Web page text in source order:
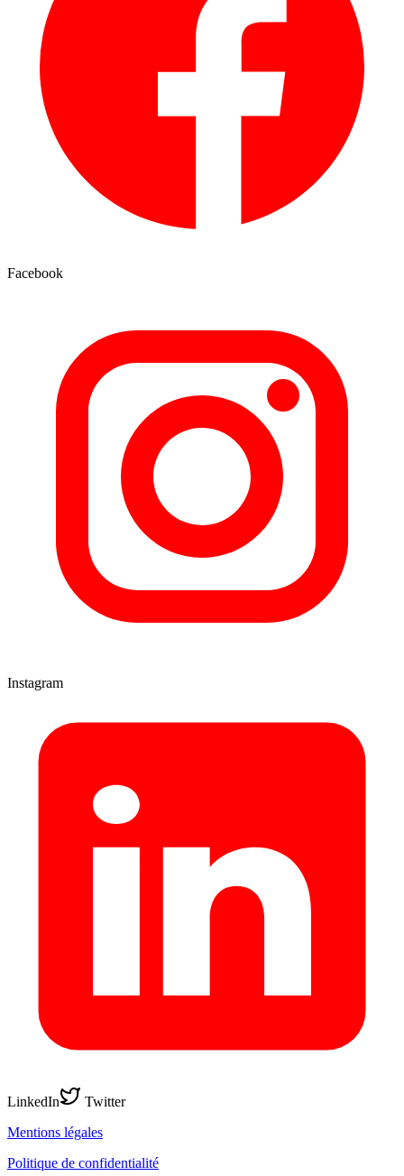
Facebook
Instagram
LinkedIn
Twitter
Mentions légales
Politique de confidentialité